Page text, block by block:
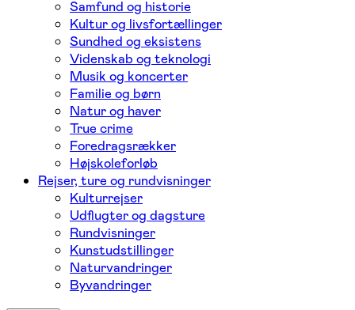
Samfund og historie
Kultur og livsfortællinger
Sundhed og eksistens
Videnskab og teknologi
Musik og koncerter
Familie og børn
Natur og haver
True crime
Foredragsrækker
Højskoleforløb
Rejser, ture og rundvisninger
Kulturrejser
Udflugter og dagsture
Rundvisninger
Kunstudstillinger
Naturvandringer
Byvandringer